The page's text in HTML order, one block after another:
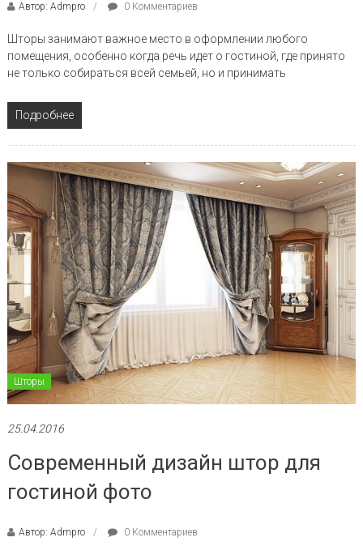
Автор: Admpro 0 Комментариев
Шторы занимают важное место в оформлении любого
помещения, особенно когда речь идет о гостиной, где принято
не только собираться всей семьей, но и принимать
Подробнее
Шторы
25.04.2016
Современный дизайн штор для
гостиной фото
Автор: Admpro 0 Комментариев